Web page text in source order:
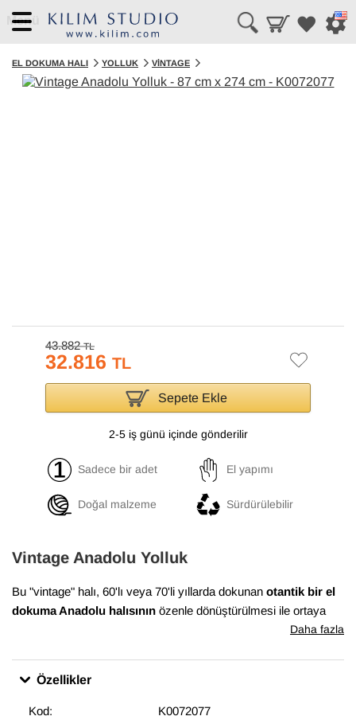
Menü
EL DOKUMA HALI YOLLUK VINTAGE
43.882TL
32.816 TL
Sepete Ekle
2-5 iş günü içinde gönderilir
Sadece bir adet El yapımı
Doğal malzeme Sürdürülebilir
Vintage Anadolu Yolluk
Bu "vintage" halı, 60'lı veya 70'li yıllarda dokunan otantik bir el
dokuma Anadolu halısının özenle dönüştürülmesi ile ortaya
çıkmıştır. Bu dönüşüm süreci, Anadolu'nun birçok yöresinde
düşürmek için el makineleri ile traşlanan halıların gerekli
bakımları yapılarak satışa sunulur. Bu muhteşem dönüşüm,
Daha fazla
Özellikler
Kod:
K0072077